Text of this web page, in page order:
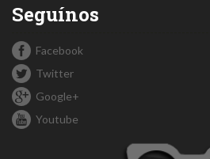
Seguínos
Facebook
Twitter
Google+
Youtube